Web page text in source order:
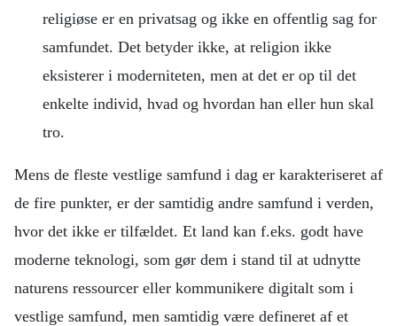
religiøse er en privatsag og ikke en offentlig sag for
samfundet. Det betyder ikke, at religion ikke
eksisterer i moderniteten, men at det er op til det
enkelte individ, hvad og hvordan han eller hun skal
tro.
Mens de fleste vestlige samfund i dag er karakteriseret af
de fire punkter, er der samtidig andre samfund i verden,
hvor det ikke er tilfældet. Et land kan f.eks. godt have
moderne teknologi, som gør dem i stand til at udnytte
naturens ressourcer eller kommunikere digitalt som i
vestlige samfund, men samtidig være defineret af et